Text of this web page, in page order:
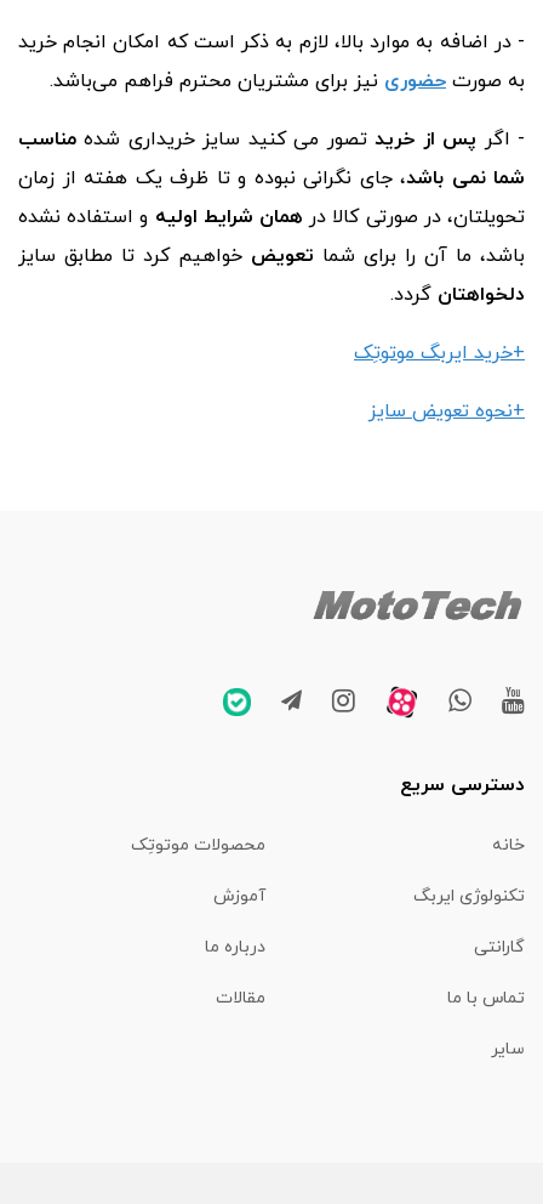
- در اضافه به موارد بالا، لازم به ذکر است که امکان انجام خرید
به صورت حضوری نیز برای مشتریان محترم فراهم می‌باشد.
- اگر پس از خریدتصور می کنید سایز خریداری شده مناسب
شما نمی باشد، جای نگرانی نبوده و تا ظرف یک هفته از زمان
تحویلتان، در صورتی کالا در همان شرایط اولیه و استفاده نشده
باشد، ما آن را برای شما تعویض خواهیم کرد تا مطابق سایز
دلخواهتان گردد.
+خریدایربگ موتوتِک
+نحوه تعویض سایز
دسترسی سریع
خانه محصولات موتوتِک
تکنولوژی ایربگ آموزش
گارانتی درباره ما
تماس با ما مقالات
سایر